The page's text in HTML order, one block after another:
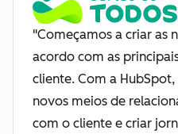
"Começamos a criar as
acordo com as
cliente. Com a
novos meios de
com o cliente e criar